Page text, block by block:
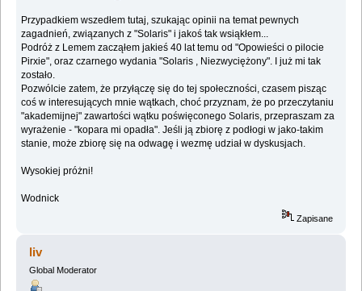
Przypadkiem wszedłem tutaj, szukając opinii na temat pewnych
zagadnień, związanych z "Solaris" i jakoś tak wsiąkłem...
Podróż z Lemem zacząłem jakieś 40 lat temu od "Opowieści o pilocie
Pirxie", oraz czarnego wydania "Solaris , Niezwyciężony". I już mi tak
zostało.
Pozwólcie zatem, że przyłączę się do tej społeczności, czasem pisząc
coś w interesujących mnie wątkach, choć przyznam, że po przeczytaniu
"akademijnej" zawartości wątku poświęconego Solaris, przepraszam za
wyrażenie - "kopara mi opadła". Jeśli ją zbiorę z podłogi w jako-takim
stanie, może zbiorę się na odwagę i wezmę udział w dyskusjach.
Wysokiej próżni!
Wodnick
Zapisane
liv
Global Moderator